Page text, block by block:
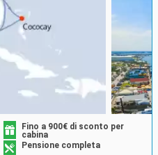
Fino a 900€ di sconto per
cabina
Pensione completa